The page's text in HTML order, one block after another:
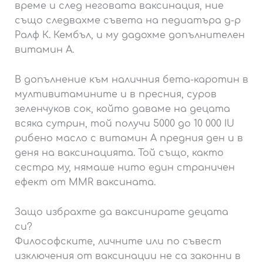
време и след неговата ваксинация, ние
също следвахме съвета на педиатъра д-р
Ралф К. Кембъл, и му дадохме допълнителен
витамин А.
В допълнение към наличния бета-каротин в
мултивитамините и в пресния, суров
зеленчуков сок, който даваме на децата
всяка сутрин, той получи 5000 до 10 000 IU
рибено масло с витамин А предния ден и в
деня на ваксинацията. Той също, както
сестра му, нямаше нито един страничен
ефект от MMR ваксината.
Защо избрахте да ваксинирате децата
си?
Философските, личните или по съвест
изключения от ваксинации не са законни в